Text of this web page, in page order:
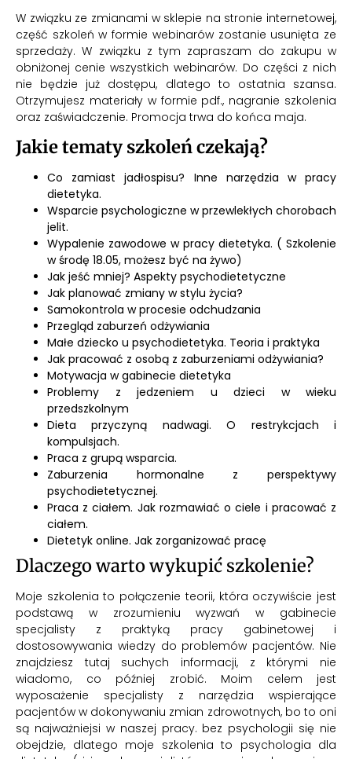
W związku ze zmianami w sklepie na stronie internetowej,
część szkoleń w formie webinarów zostanie usunięta ze
sprzedaży. W związku z tym zapraszam do zakupu w
obniżonej cenie wszystkich webinarów. Do części z nich
nie będzie już dostępu, dlatego to ostatnia szansa.
Otrzymujesz materiały w formie pdf., nagranie szkolenia
oraz zaświadczenie. Promocja trwa do końca maja.
Jakie tematy szkoleń czekają?
Co zamiast jadłospisu? Inne narzędzia w pracy
dietetyka.
Wsparcie psychologiczne w przewlekłych chorobach
jelit.
Wypalenie zawodowe w pracy dietetyka. ( Szkolenie
w środę 18.05, możesz być na żywo)
Jak jeść mniej? Aspekty psychodietetyczne
Jak planować zmiany w stylu życia?
Samokontrola w procesie odchudzania
Przegląd zaburzeń odżywiania
Małe dziecko u psychodietetyka. Teoria i praktyka
Jak pracować z osobą z zaburzeniami odżywiania?
Motywacja w gabinecie dietetyka
Problemy z jedzeniem u dzieci w wieku
przedszkolnym
Dieta przyczyną nadwagi. O restrykcjach i
kompulsjach.
Praca z grupą wsparcia.
Zaburzenia hormonalne z perspektywy
psychodietetycznej.
Praca z ciałem. Jak rozmawiać o ciele i pracować z
ciałem.
Dietetyk online. Jak zorganizować pracę
Dlaczego warto wykupić szkolenie?
Moje szkolenia to połączenie teorii, która oczywiście jest
podstawą w zrozumieniu wyzwań w gabinecie
specjalisty z praktyką pracy gabinetowej i
dostosowywania wiedzy do problemów pacjentów. Nie
znajdziesz tutaj suchych informacji, z którymi nie
wiadomo, co później zrobić. Moim celem jest
wyposażenie specjalisty z narzędzia wspierające
pacjentów w dokonywaniu zmian zdrowotnych, bo to oni
są najważniejsi w naszej pracy. bez psychologii się nie
obejdzie, dlatego moje szkolenia to psychologia dla